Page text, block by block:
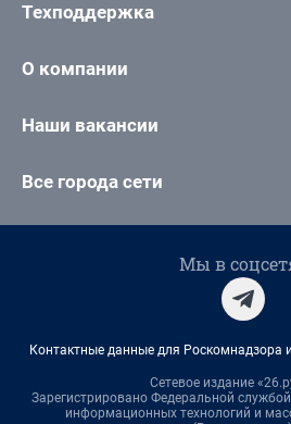
Техподдержка
О компании
Наши вакансии
Все города сети
Мы в
Контактные данные для Роскомнадзора
Сетевое издание
Зарегистрировано Федеральной
информационных технологий и